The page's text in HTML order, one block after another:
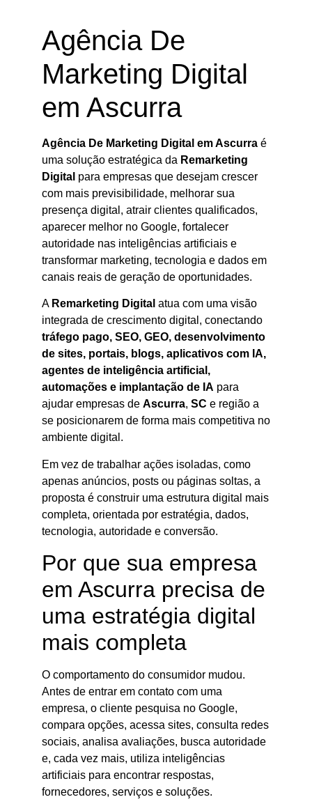
Agência De
Marketing Digital
em Ascurra
Agência De Marketing Digital em Ascurra é
uma solução estratégica da Remarketing
Digital para empresas que desejam crescer
com mais previsibilidade, melhorar sua
presença digital, atrair clientes qualificados,
aparecer melhor no Google, fortalecer
autoridade nas inteligências artificiais e
transformar marketing, tecnologia e dados em
canais reais de geração de oportunidades.
A Remarketing Digital atua com uma visão
integrada de crescimento digital, conectando
tráfego pago, SEO, GEO, desenvolvimento
de sites, portais, blogs, aplicativos com IA,
agentes de inteligência artificial,
automações e implantação de IA para
ajudar empresas de Ascurra, SC e região a
se posicionarem de forma mais competitiva no
ambiente digital.
Em vez de trabalhar ações isoladas, como
apenas anúncios, posts ou páginas soltas, a
proposta é construir uma estrutura digital mais
completa, orientada por estratégia, dados,
tecnologia, autoridade e conversão.
Por que sua empresa
em Ascurra precisa de
uma estratégia digital
mais completa
O comportamento do consumidor mudou.
Antes de entrar em contato com uma
empresa, o cliente pesquisa no Google,
compara opções, acessa sites, consulta redes
sociais, analisa avaliações, busca autoridade
e, cada vez mais, utiliza inteligências
artificiais para encontrar respostas,
fornecedores, serviços e soluções.